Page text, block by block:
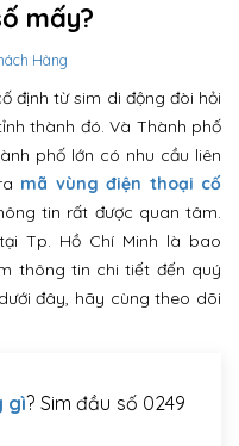
mấy?
Hàng
định từ sim di động đòi hỏi
thành đó. Và Thành phố
phố lớn có nhu cầu liên
mã vùng điện thoại cố
tin rất được quan tâm.
Tp. Hồ Chí Minh là bao
thông tin chi tiết đến quý
đây, hãy cùng theo dõi
gì? Sim đầu số 0249